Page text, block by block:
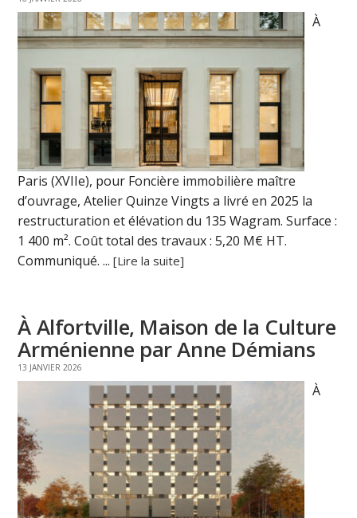
À
Paris (XVIIe), pour Foncière immobilière maître
d’ouvrage, Atelier Quinze Vingts a livré en 2025 la
restructuration et élévation du 135 Wagram. Surface :
1 400 m². Coût total des travaux : 5,20 M€ HT.
Communiqué. ...[Lire la suite]
À Alfortville, Maison de la Culture
Arménienne par Anne Démians
13 JANVIER 2026
À